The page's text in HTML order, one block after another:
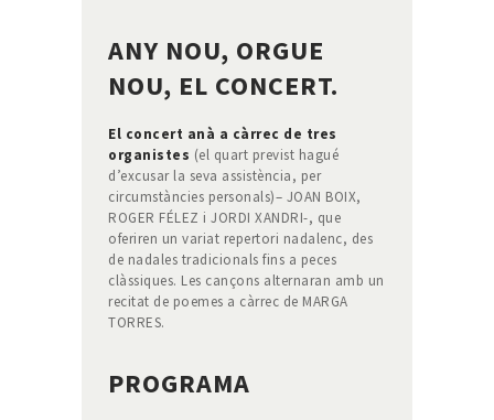
ANY NOU, ORGUE
NOU, EL CONCERT.
El concert anà a càrrec de tres
organistes (el quart previst hagué
d’excusar la seva assistència, per
circumstàncies personals)– JOAN BOIX,
ROGER FÉLEZ i JORDI XANDRI-, que
oferiren un variat repertori nadalenc, des
de nadales tradicionals fins a peces
clàssiques. Les cançons alternaran amb un
recitat de poemes a càrrec de MARGA
TORRES.
PROGRAMA